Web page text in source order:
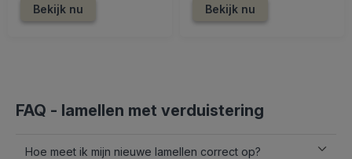
Bekijk nu Bekijk nu
FAQ - lamellen met verduistering
Hoe meet ik mijn nieuwe lamellen correct op?